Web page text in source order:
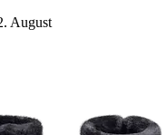
August